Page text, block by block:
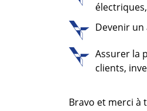
Devenir
Assurer la
clients,
Bravo et merci à